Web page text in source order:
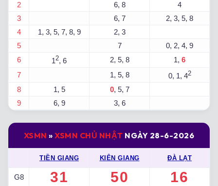
2
6, 8
4
3
6, 7
2, 3, 5, 8
4
1, 3, 5, 7, 8, 9
2, 3
5
7
0, 2, 4, 9
6
12, 6 2, 5, 8 1, 6
7
1, 5, 8 0, 1, 42
8 1, 5 0, 5, 7
9
6, 9 3, 6
XSMN »XSMN CHỦ NHẬT NGÀY 28-6-2026
TIỀN GIANG KIÊN GIANG ĐÀ LẠT
G8 31 50 16